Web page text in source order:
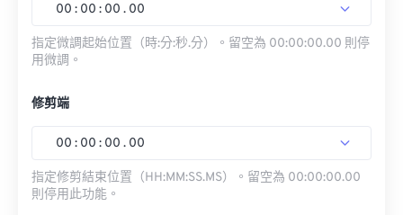
00 : 00 : 00 . 00
指定微調起始位置（時:分:秒.分）。留空為 00:00:00.00 則停
用微調。
修剪端
00 : 00 : 00 . 00
指定修剪結束位置（HH:MM:SS.MS）。留空為 00:00:00.00
則停用此功能。